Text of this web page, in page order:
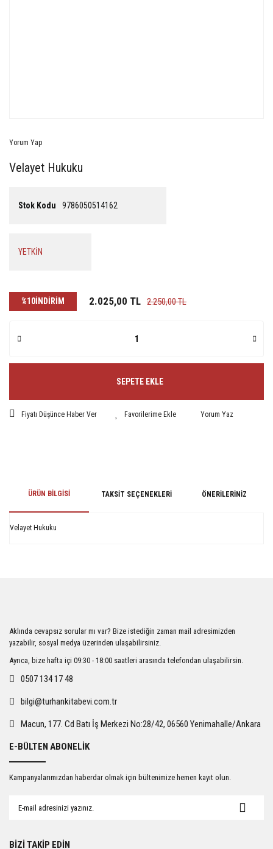
Yorum Yap
Velayet Hukuku
Stok Kodu 9786050514162
YETKİN
%10İNDİRİM 2.025,00 TL 2.250,00 TL
SEPETE EKLE
Fiyatı Düşünce Haber Ver Yorum Yaz
ÜRÜN BILGISI TAKSIT SEÇENEKLERI ÖNERILERINIZ
Velayet Hukuku
Ürün açıklamasında eksik bilgiler bulunuyor.
Ürün bilgilerinde hatalar bulunuyor.
Ürün fiyatı diğer sitelerden daha pahalı.
Gönder
Aklında cevapsız sorular mı var? Bize istediğin zaman mail adresimizden
yazabilir, sosyal medya üzerinden ulaşabilirsiniz.
Ayrıca, bize hafta içi 09:30 - 18:00 saatleri arasında telefondan ulaşabilirsin.
0507 134 17 48
bilgi@turhankitabevi.com.tr
Macun, 177. Cd Batı İş Merkezi No:28/42, 06560 Yenimahalle/Ankara
E-BÜLTEN ABONELİK
Kampanyalarımızdan haberdar olmak için bültenimize hemen kayıt olun.
BİZİ TAKİP EDİN